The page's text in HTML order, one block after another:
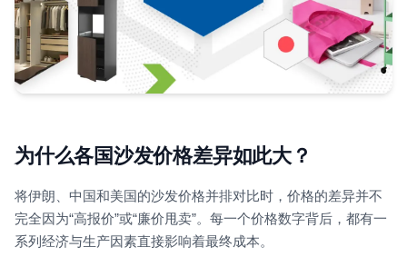
为什么各国沙发价格差异如此大？
将伊朗、中国和美国的沙发价格并排对比时，价格的差异并不
完全因为“高报价”或“廉价甩卖”。每一个价格数字背后，都有一
系列经济与生产因素直接影响着最终成本。